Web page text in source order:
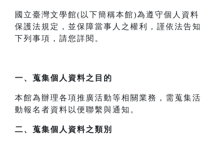
國立臺灣文學館(以下簡稱本館)為遵守個人資料
保護法規定，並保障當事人之權利，謹依法告知
下列事項，請您詳閱。
一、 蒐集個人資料之目的
本館為辦理各項推廣活動等相關業務，需蒐集活
動報名者資料以便聯繫與通知。
二、 蒐集個人資料之類別